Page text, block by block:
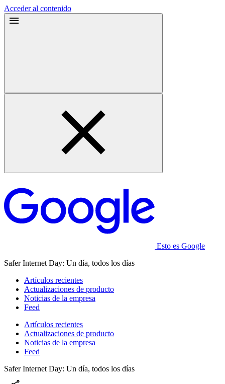
Acceder al contenido
Esto es Google
Safer Internet Day: Un día, todos los días
Artículos recientes
Actualizaciones de producto
Noticias de la empresa
Feed
Artículos recientes
Actualizaciones de producto
Noticias de la empresa
Feed
Safer Internet Day: Un día, todos los días